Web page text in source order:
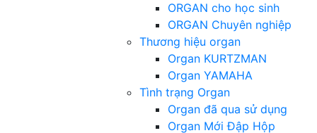
ORGAN cho học sinh
ORGAN Chuyên nghiệp
Thương hiệu organ
Organ KURTZMAN
Organ YAMAHA
Tình trạng Organ
Organ đã qua sử dụng
Organ Mới Đập Hộp